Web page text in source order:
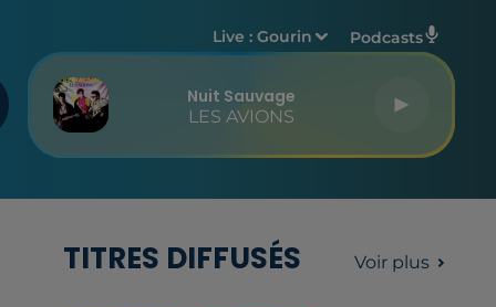
Live :Gourin Podcasts
Nuit Sauvage
LES AVIONS
TITRES DIFFUSÉS Voir plus